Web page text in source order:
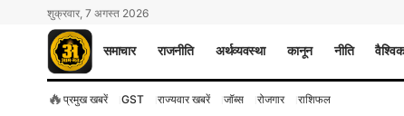
शुक्रवार, 7 अगस्त 2026
समाचार राजनीति अर्थव्यवस्था कानून नीति
🔥 प्रमुख खबरें GST राज्यवार खबरें जॉब्स रोजगार राशिफल